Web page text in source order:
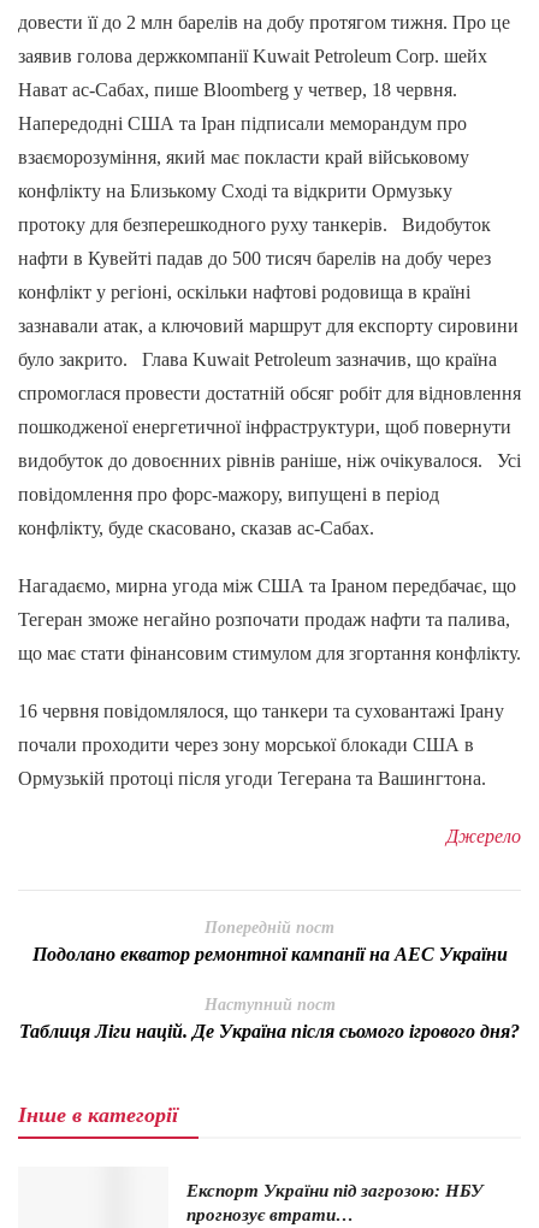
довести її до 2 млн барелів на добу протягом тижня. Про це
заявив голова держкомпанії Kuwait Petroleum Corp. шейх
Нават ас-Сабах, пише Bloomberg у четвер, 18 червня.
Напередодні США та Іран підписали меморандум про
взаєморозуміння, який має покласти край військовому
конфлікту на Близькому Сході та відкрити Ормузьку
протоку для безперешкодного руху танкерів. Видобуток
нафти в Кувейті падав до 500 тисяч барелів на добу через
конфлікт у регіоні, оскільки нафтові родовища в країні
зазнавали атак, а ключовий маршрут для експорту сировини
було закрито. Глава Kuwait Petroleum зазначив, що країна
спромоглася провести достатній обсяг робіт для відновлення
пошкодженої енергетичної інфраструктури, щоб повернути
видобуток до довоєнних рівнів раніше, ніж очікувалося. Усі
повідомлення про форс-мажору, випущені в період
конфлікту, буде скасовано, сказав ас-Сабах.
Нагадаємо, мирна угода між США та Іраном передбачає, що
Тегеран зможе негайно розпочати продаж нафти та палива,
що має стати фінансовим стимулом для згортання конфлікту.
16 червня повідомлялося, що танкери та суховантажі Ірану
почали проходити через зону морської блокади США в
Ормузькій протоці після угоди Тегерана та Вашингтона.
Джерело
Попередній пост
Подолано екватор ремонтної кампанії на АЕС України
Наступний пост
Таблиця Ліги націй. Де Україна після сьомого ігрового дня?
Інше в категорії
Експорт України під загрозою: НБУ
прогнозує втрати…